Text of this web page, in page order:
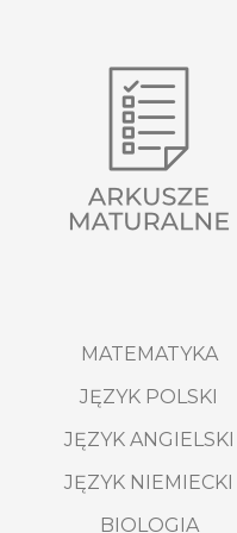
MATEMATYKA
JĘZYK POLSKI
JĘZYK ANGIELSKI
JĘZYK NIEMIECKI
BIOLOGIA